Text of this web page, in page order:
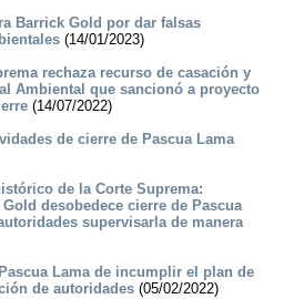
Barrick Gold por dar falsas
(14/01/2023)
rechaza recurso de casación y
Ambiental que sancionó a proyecto
(14/07/2022)
de cierre de Pascua Lama
de la Corte Suprema:
desobedece cierre de Pascua
supervisarla de manera
Lama de incumplir el plan de
de autoridades (05/02/2022)